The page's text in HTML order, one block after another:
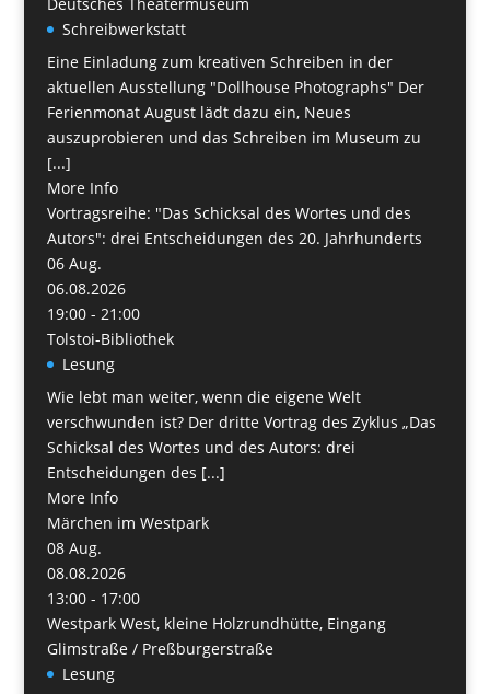
Schreibwerkstatt
Eine Einladung zum kreativen Schreiben in der
aktuellen Ausstellung "Dollhouse Photographs" Der
Ferienmonat August lädt dazu ein, Neues
auszuprobieren und das Schreiben im Museum zu
[...]
More Info
Vortragsreihe: "Das Schicksal des Wortes und des
Autors": drei Entscheidungen des 20. Jahrhunderts
06 Aug.
06.08.2026
19:00 - 21:00
Tolstoi-Bibliothek
Lesung
Wie lebt man weiter, wenn die eigene Welt
verschwunden ist? Der dritte Vortrag des Zyklus „Das
Schicksal des Wortes und des Autors: drei
Entscheidungen des [...]
More Info
Märchen im Westpark
08 Aug.
08.08.2026
13:00 - 17:00
Westpark West, kleine Holzrundhütte, Eingang
Glimstraße / Preßburgerstraße
Lesung